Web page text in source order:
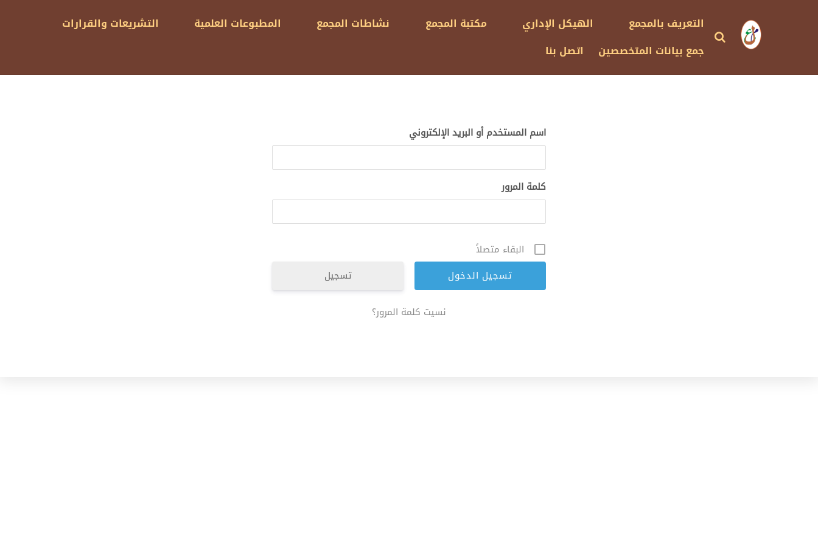
التعريف بالمجمع الهيكل الإداري مكتبة المجمع نشاطات المجمع المطبوعات العلمية
التشريعات والقرارات
جمع بيانات المتخصصين
اتصل بنا
اسم المستخدم أو البريد الإلكتروني
كلمة المرور
البقاء متصلاً
تسجيل
نسيت كلمة المرور؟